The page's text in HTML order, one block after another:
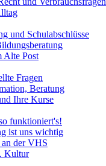
und Schulabschlüsse
Alte Post
Fragen
Beratung
Ihre Kurse
funktioniert's!
ist uns wichtig
der VHS
Kultur